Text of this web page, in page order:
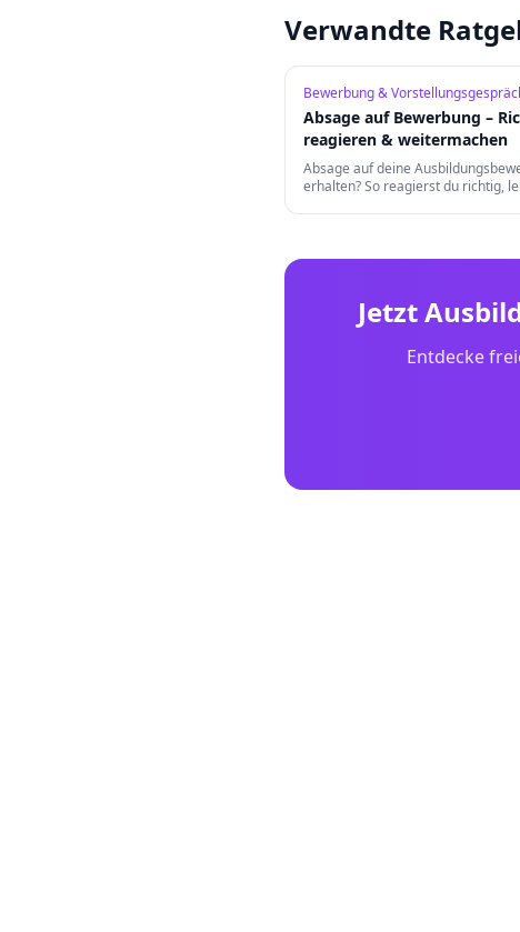
Verwandte
Bewerbung &
Absage auf Bewerbung –
reagieren & weitermachen
Absage auf deine
erhalten? So reagierst du richtig,
Jetzt
Entdecke